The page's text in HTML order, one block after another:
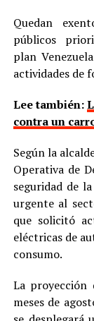
Quedan
públicos
plan
actividades de
Lee también:
contra un
Según la
Operativa de
seguridad de
urgente al
que solicitó
eléctricas de
consumo.
La proyección
meses de